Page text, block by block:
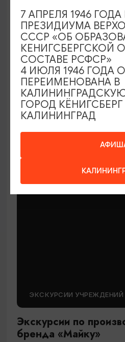
МАСТЕР-КЛАССЫ
Мастер-классы по
Бодяковой
Калининград, ул. Баранова,
ЭКСКУРСИИ УЧРЕЖДЕНИЙ
Экскурсии по
бренда «Майку»
7 АПРЕЛЯ 1946
ПРЕЗИДИУМА
СССР «ОБ
КЕНИГСБЕРГСКОЙ
СОСТАВЕ РСФСР»
4 ИЮЛЯ 1946 ГОДА
ПЕРЕИМЕНОВАНА В
ГОРОД
КАЛИНИНГРАД